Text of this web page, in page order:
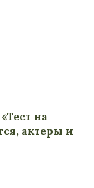
на
актеры и